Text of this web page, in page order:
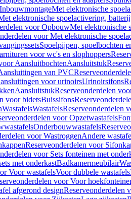
Met elektronische
elektronische spoelactivering,
voor OpbouwMet elektronische
voor Met elektronische
Spoelpijpen, spoelbochten
voor wc's en slophoppers
AansluitbochtenAansluitstuk
van PVC
voor urinoirsUrinoirsifons
AansluitstukReserveonderdelen
voor bidetsBuissifons
WastafelsWastafelsReserveonderdelen
voor Opzetwastafels
Onderbouwwastafels
voor WastroggenAndere
Reserveonderdelen voor
voor Sets fonteinen met
met onderkastBadkamermeubilair
Voor wastafelsVoor dubbele wastafels
voor Voor
afgerond designReserveonderdelen